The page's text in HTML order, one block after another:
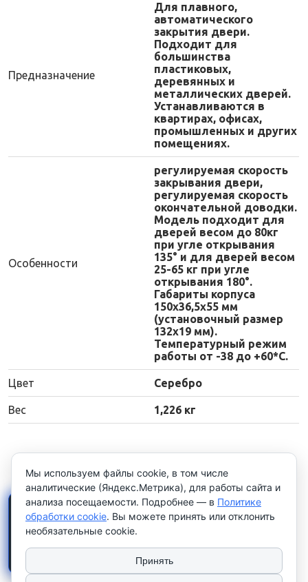
Предназначение
Для плавного,
автоматического
закрытия двери.
Подходит для
большинства
пластиковых,
деревянных и
металлических дверей.
Устанавливаются в
квартирах, офисах,
промышленных и других
помещениях.
Особенности
регулируемая скорость
закрывания двери,
регулируемая скорость
окончательной доводки.
Модель подходит для
дверей весом до 80кг
при угле открывания
135° и для дверей весом
25-65 кг при угле
открывания 180°.
Габариты корпуса
150х36,5х55 мм
(установочный размер
132х19 мм).
Температурный режим
работы от -38 до +60*С.
Цвет Серебро
Вес 1,226 кг
Мы используем файлы cookie, в том числе
аналитические (Яндекс.Метрика), для работы сайта и
анализа посещаемости. Подробнее — в Политике
обработки cookie. Вы можете принять или отклонить
необязательные cookie.
Принять
×
Работаем только с
юридическими лицами и
индивидуальными
предпринимателями. Цены